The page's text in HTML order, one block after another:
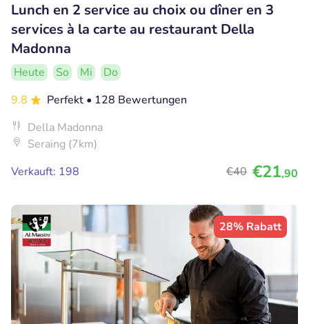
Lunch en 2 service au choix ou dîner en 3
services à la carte au restaurant Della
Madonna
Heute So Mi
Do
9.8
Perfekt • 128 Bewertungen
Della Madonna
Seraing (7km)
Verkauft: 198
€40 €21,90
28% Rabatt